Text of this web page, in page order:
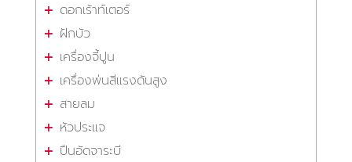
ดอกเร้าท์เตอร์
ฝักบัว
เครื่องจี้ปูน
เครื่องพ่นสีแรงดันสูง
สายลม
หัวประแจ
ปืนอัดจาระบี